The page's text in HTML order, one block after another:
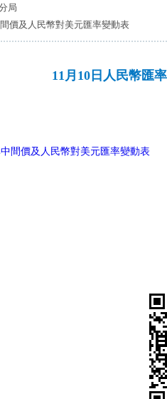
局
價及人民幣對美元匯率變動表
11月10日人民幣匯
間價及人民幣對美元匯率變動表